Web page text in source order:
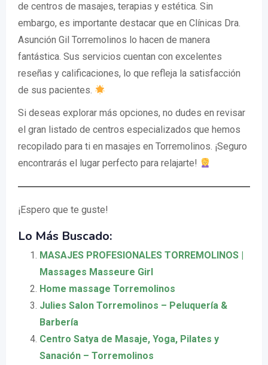
de centros de masajes, terapias y estética. Sin
embargo, es importante destacar que en Clínicas Dra.
Asunción Gil Torremolinos lo hacen de manera
fantástica. Sus servicios cuentan con excelentes
reseñas y calificaciones, lo que refleja la satisfacción
de sus pacientes.
Si deseas explorar más opciones, no dudes en revisar
el gran listado de centros especializados que hemos
recopilado para ti en masajes en Torremolinos. ¡Seguro
encontrarás el lugar perfecto para relajarte!
¡Espero que te guste!
Lo Más Buscado:
MASAJES PROFESIONALES TORREMOLINOS |
Massages Masseure Girl
Home massage Torremolinos
Julies Salon Torremolinos – Peluquería &
Barbería
Centro Satya de Masaje, Yoga, Pilates y
Sanación – Torremolinos